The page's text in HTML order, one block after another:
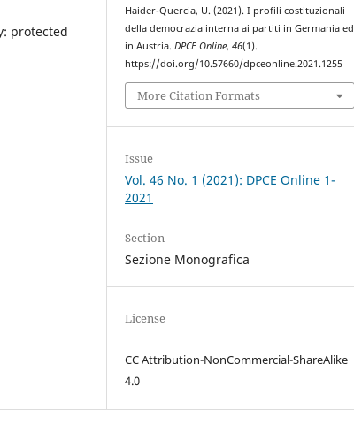
protected
Haider-Quercia, U. (2021). I profili costituzionali
della democrazia interna ai partiti in Germania ed
in Austria.DPCE Online,46(1).
https://doi.org/10.57660/dpceonline.2021.1255
More Citation Formats
Issue
Vol. 46 No. 1 (2021): DPCE Online 1-
2021
Section
Sezione Monografica
License
CC Attribution-NonCommercial-ShareAlike
4.0